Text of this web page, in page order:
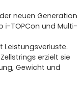
neuen Generation
i-TOPCon und Multi-
Leistungsverluste.
erzielt sie
Gewicht und